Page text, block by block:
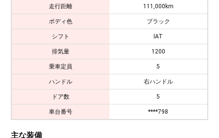
走行距離 111,000km
ボディ色 ブラック
シフト IAT
排気量 1200
乗車定員 5
ハンドル 右ハンドル
ドア数 5
車台番号 ****798
主な装備